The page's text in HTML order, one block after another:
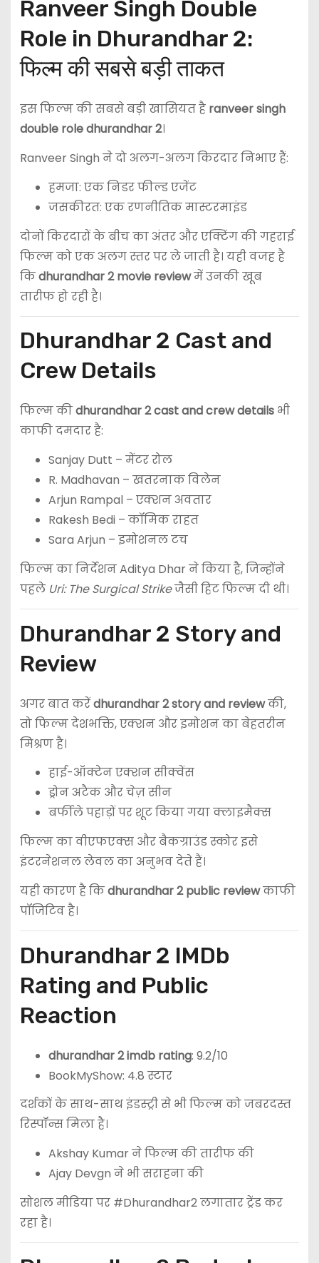
Ranveer Singh Double
Role in Dhurandhar 2:
फिल्म की सबसे बड़ी ताकत
इस फिल्म की सबसे बड़ी खासियत है ranveer singh
double role dhurandhar 2।
Ranveer Singh ने दो अलग-अलग किरदार निभाए हैं:
हमजा: एक निडर फील्ड एजेंट
जसकीरत: एक रणनीतिक मास्टरमाइंड
दोनों किरदारों के बीच का अंतर और एक्टिंग की गहराई
फिल्म को एक अलग स्तर पर ले जाती है। यही वजह है
किdhurandhar 2 movie reviewमें उनकी खूब
तारीफ हो रही है।
Dhurandhar 2 Cast and
Crew Details
फिल्म कीdhurandhar 2 cast and crew detailsभी
काफी दमदार है:
Sanjay Dutt – मेंटर रोल
R. Madhavan – खतरनाक विलेन
Arjun Rampal– एक्शन अवतार
Rakesh Bedi– कॉमिक राहत
Sara Arjun – इमोशनल टच
फिल्म का निर्देशनAditya Dharने किया है, जिन्होंने
पहले Uri: The Surgical Strikeजैसी हिट फिल्म दी थी।
Dhurandhar 2 Story and
Review
अगर बात करेंdhurandhar 2 story and reviewकी,
तो फिल्म देशभक्ति, एक्शन और इमोशन का बेहतरीन
मिश्रण है।
हाई-ऑक्टेन एक्शन सीक्वेंस
ड्रोन अटैक और चेज़ सीन
बर्फीले पहाड़ों पर शूट किया गया क्लाइमैक्स
फिल्म का वीएफएक्स और बैकग्राउंड स्कोर इसे
इंटरनेशनल लेवल का अनुभव देते हैं।
यही कारण है किdhurandhar 2 public reviewकाफी
पॉजिटिव है।
Dhurandhar 2 IMDb
Rating and Public
Reaction
dhurandhar 2 imdb rating: 9.2/10
BookMyShow: 4.8 स्टार
दर्शकों के साथ-साथ इंडस्ट्री से भी फिल्म को जबरदस्त
रिस्पॉन्स मिला है।
Akshay Kumarने फिल्म की तारीफ की
Ajay Devgn ने भी सराहना की
सोशल मीडिया पर #Dhurandhar2 लगातार ट्रेंड कर
रहा है।